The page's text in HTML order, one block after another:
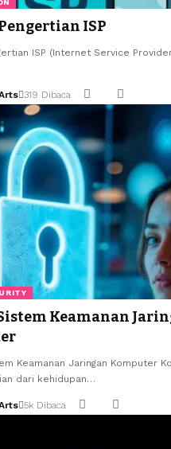
ISP
ISP (Internet Service
319 Dibaca
Sistem Keamanan
Keamanan Jaringan Komputer
dari kehidupan…
5k Dibaca